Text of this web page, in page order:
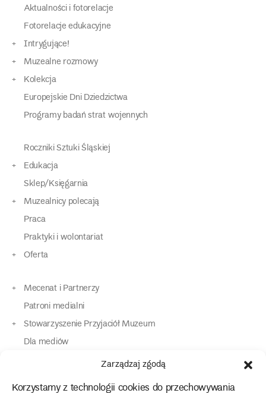
Zarządzaj zgodą
Korzystamy z technologii cookies do przechowywania
Aktualności i fotorelacje
Fotorelacje edukacyjne
Intrygujące!
Muzealne rozmowy
Kolekcja
Europejskie Dni Dziedzictwa
Programy badań strat wojennych
Roczniki Sztuki Śląskiej
Edukacja
Sklep/Księgarnia
Muzealnicy polecają
Praca
Praktyki i wolontariat
Oferta
Mecenat i Partnerzy
Patroni medialni
Stowarzyszenie Przyjaciół Muzeum
Dla mediów
Dla osób o specjalnych potrzebach